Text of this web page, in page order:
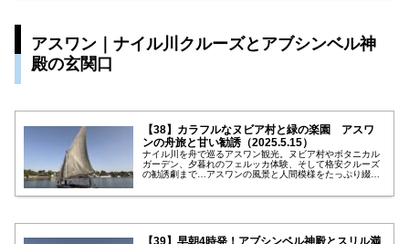
アスワン｜ナイル川クルーズとアブシンベル神
殿の玄関口
【38】カラフルなヌビア村と緑の楽園 アスワ
ンの舟旅と甘い勧誘（2025.5.15）
ナイル川を舟で巡るアスワン観光。ヌビア村やボタニカル
ガーデン、夕暮れのフェルッカ体験、そして格安クルーズ
の勧誘劇まで…アスワンの風景と人間模様をたっぷり綴っ